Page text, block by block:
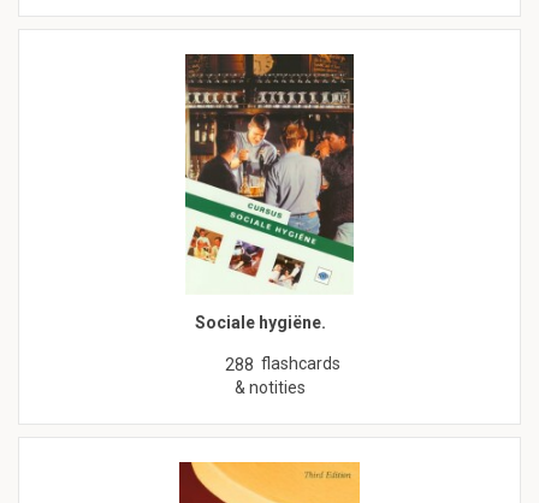
Sociale hygiëne.
288 flashcards
& notities